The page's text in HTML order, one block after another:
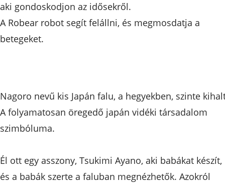
aki gondoskodjon az idősekről.
A Robear robot segít felállni, és megmosdatja a
betegeket.
Nagoro nevű kis Japán falu, a hegyekben, szinte
A folyamatosan öregedő japán vidéki társadalom
szimbóluma.
Él ott egy asszony, Tsukimi Ayano, aki babákat készít,
és a babák szerte a faluban megnézhetők. Azokról